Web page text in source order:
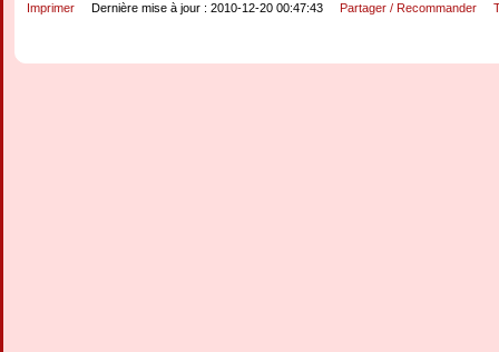
Imprimer Dernière mise à jour : 2010-12-20 00:47:43 Partager / Recommander